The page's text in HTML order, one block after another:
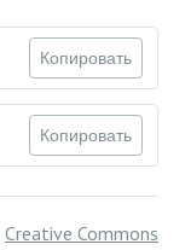
Копировать
Копировать
Creative Commons